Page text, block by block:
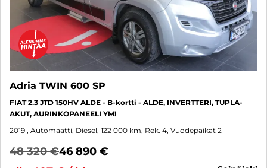
Adria TWIN 600 SP
FIAT 2.3 JTD 150HV ALDE - B-kortti - ALDE, INVERTTERI, TUPLA-
AKUT, AURINKOPANEELI YM!
2019 , Automaatti, Diesel, 122 000 km, Rek. 4, Vuodepaikat 2
48 320 €46 890 €